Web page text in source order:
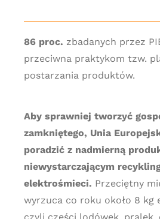
86 proc. zbadanych przez
przeciwna praktykom tzw.
postarzania produktów.
Aby sprawniej tworzyć
zamkniętego, Unia
poradzić z nadmierną
niewystarczającym
elektrośmieci. Przeciętny
wyrzuca co roku około 8 kg